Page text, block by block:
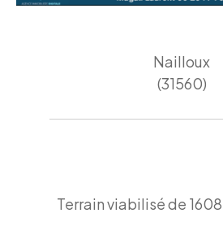
Nailloux
(31560)
Terrain viabilisé de